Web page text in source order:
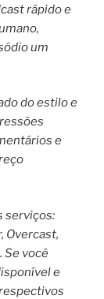
rápido e
um
do estilo e
e
serviços:
Overcast,
Se você
e